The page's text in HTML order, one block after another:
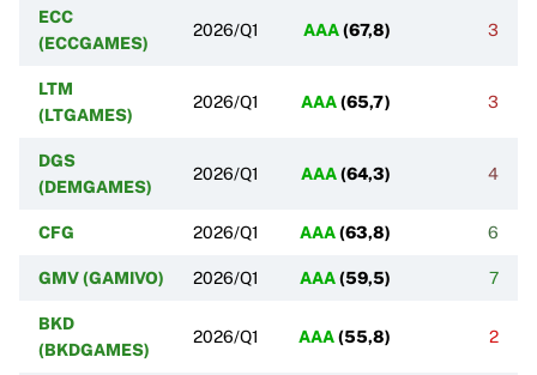
ECC
(ECCGAMES)
2026/Q1 AAA(67,8) 3
LTM
(LTGAMES)
2026/Q1 AAA(65,7) 3
DGS
(DEMGAMES)
2026/Q1 AAA(64,3) 4
CFG 2026/Q1 AAA(63,8) 6
GMV (GAMIVO) 2026/Q1 AAA(59,5) 7
BKD
(BKDGAMES)
2026/Q1 AAA(55,8) 2